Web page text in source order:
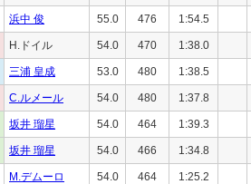
浜中 俊 55.0 476 1:54.5
H.ドイル 54.0 470 1:38.0
三浦 皇成 53.0 480 1:38.5
C.ルメール 54.0 480 1:37.8
坂井 瑠星 54.0 464 1:39.3
坂井 瑠星 54.0 466 1:34.8
M.デムーロ 54.0 464 1:25.2